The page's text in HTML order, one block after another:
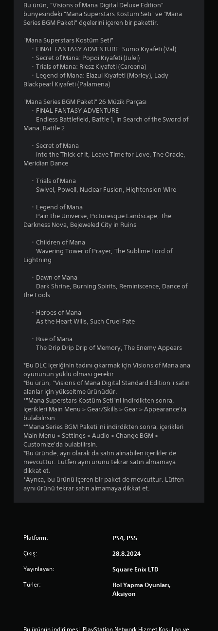
ı
Bu ürün, "Visions of Mana Digital Deluxe Edition"
bünyesindeki "Mana Superstars Kostüm Seti" ve "Mana
Series BGM Paketi" ögelerini içeren bir pakettir.
"Mana Superstars Kostüm Seti"
・FINAL FANTASY ADVENTURE: Sumo Kıyafeti (Val)
・Secret of Mana: Popoi Kıyafeti (Julei)
・Trials of Mana: Riesz Kıyafeti (Careena)
・Legend of Mana: Elazul Kıyafeti (Morley), Lady
Blackpearl Kıyafeti (Palamena)
"Mana Series BGM Paketi" 26 Müzik Parçası
・FINAL FANTASY ADVENTURE
Endless Battlefield, Battle 1, In Search of the Sword of
Mana, Battle 2
・Secret of Mana
Into the Thick of It, Leave Time for Love, The Oracle,
Meridian Dance
・Trials of Mana
Swivel, Powell, Nuclear Fusion, Hightension Wire
・Legend of Mana
Pain the Universe, Picturesque Landscape, The
Darkness Nova, Bejeweled City in Ruins
・Children of Mana
Wavering Tower of Prayer, The Sublime Lord of
Lightning
・Dawn of Mana
Dark Shrine, Burning Spirits, Reminiscence, Dance of
the Fools
・Heroes of Mana
As the Heart Wills, Such Cruel Fate
・Rise of Mana
The Drip Drip Drip of Memory, The Enemy Appears
*Bu DLC içeriğinin tadını çıkarmak için Visions of Mana ana
oyununun yüklü olması gerekir.
*Bu ürün, "Visions of Mana Digital Standard Edition"ı satın
alanlar için yükseltme ürünüdür.
*"Mana Superstars Kostüm Seti"ni indirdikten sonra,
içerikleri Main Menu > Gear/Skills > Gear > Appearance'ta
bulabilirsin.
*"Mana Series BGM Paketi"ni indirdikten sonra, içerikleri
Main Menu > Settings > Audio > Change BGM >
Customize'da bulabilirsin.
*Bu üründe, ayrı olarak da satın alınabilen içerikler de
mevcuttur. Lütfen aynı ürünü tekrar satın almamaya
dikkat et.
*Ayrıca, bu ürünü içeren bir paket de mevcuttur. Lütfen
aynı ürünü tekrar satın almamaya dikkat et.
Platform: PS4, PS5
Çıkış: 28.8.2024
Yayınlayan: Square Enix LTD
Türler:
Rol Yapma Oyunları,
Aksiyon
Bu ürünün indirilmesi, PlayStation Network Hizmet Koşulları ve